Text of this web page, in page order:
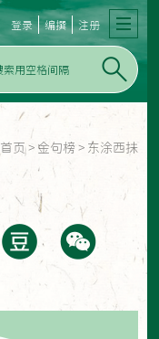
登录 编撰 注册
首页 > 金句榜 > 东涂西抺